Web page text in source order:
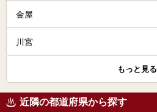
金屋
川宮
もっと見る
近隣の都道府県から探す